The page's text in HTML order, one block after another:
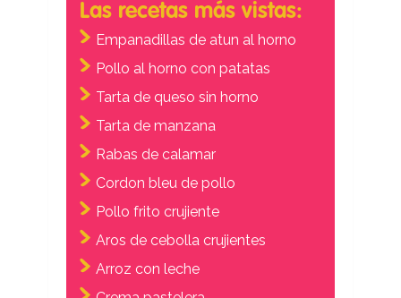
Las recetas más vistas:
Empanadillas de atun al horno
Pollo al horno con patatas
Tarta de queso sin horno
Tarta de manzana
Rabas de calamar
Cordon bleu de pollo
Pollo frito crujiente
Aros de cebolla crujientes
Arroz con leche